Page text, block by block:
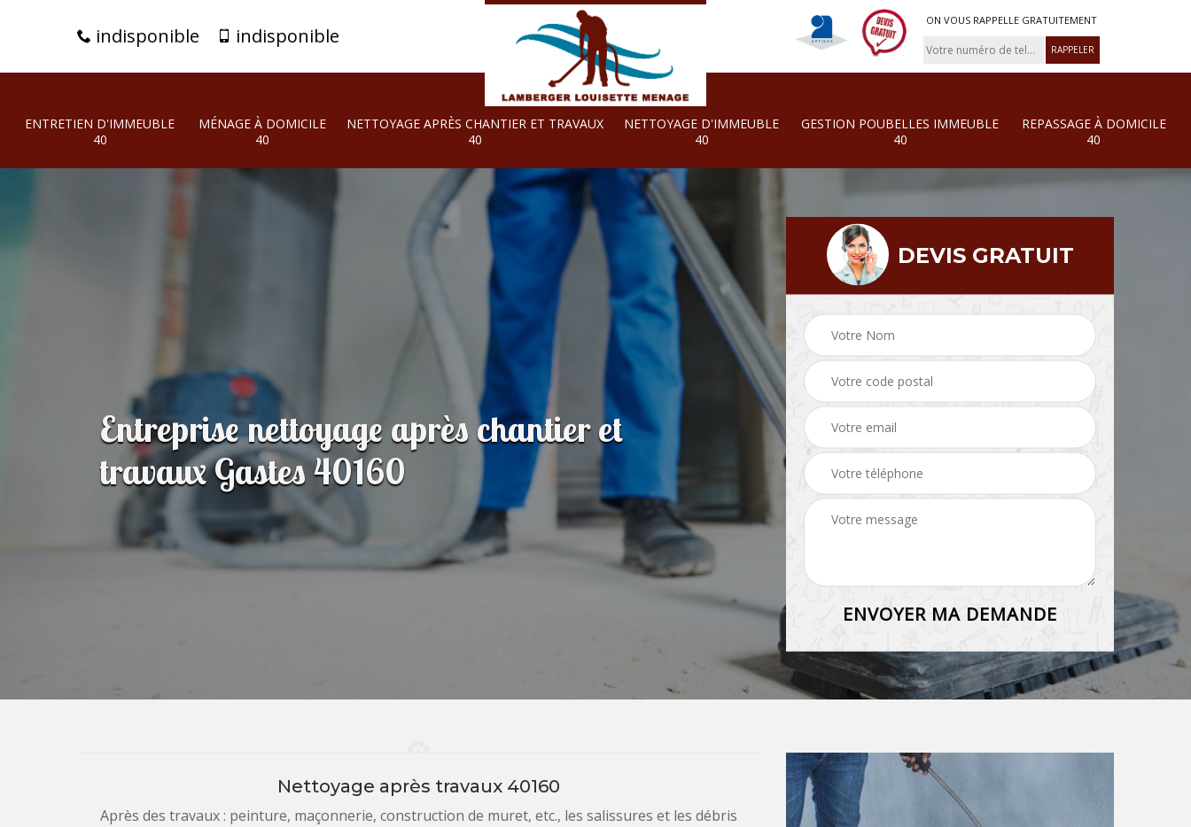
indisponible indisponible
ON VOUS RAPPELLE GRATUITEMENT
ENTRETIEN D'IMMEUBLE
40
MÉNAGE À DOMICILE
40
NETTOYAGE APRÈS CHANTIER ET TRAVAUX
40
NETTOYAGE D'IMMEUBLE
40
GESTION POUBELLES IMMEUBLE
40
REPASSAGE À DOMICILE
40
Entreprise nettoyage après chantier et
travaux Gastes 40160
DEVIS GRATUIT
Nettoyage après travaux 40160
Après des travaux : peinture, maçonnerie, construction de muret, etc., les salissures et les débris